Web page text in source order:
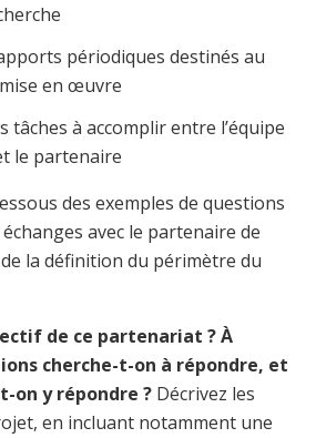
périodiques destinés au
en œuvre
tâches à accomplir entre l’équipe
le partenaire
des exemples de questions
avec le partenaire de
la définition du périmètre du
de ce partenariat ? À
cherche-t-on à répondre, et
on y répondre ? Décrivez les
en incluant notamment une